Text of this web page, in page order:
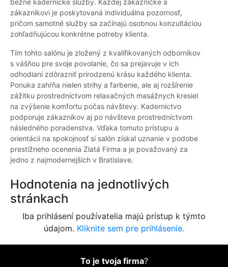
bežné kadernícke služby. Každej zákazníčke a
zákazníkovi je poskytovaná individuálna pozornosť,
pričom samotné služby sa začínajú osobnou konzultáciou
zohľadňujúcou konkrétne potreby klienta.
Tím tohto salónu je zložený z kvalifikovaných odborníkov
s vášňou pre svoje povolanie, čo sa prejavuje v ich
odhodlaní zdôrazniť prirodzenú krásu každého klienta.
Ponuka zahŕňa nielen strihy a farbenie, ale aj rozšírenie
zážitku prostredníctvom relaxačných masážnych kresiel
na zvýšenie komfortu počas návštevy. Kaderníctvo
podporuje zákazníkov aj po návšteve prostredníctvom
následného poradenstva. Vďaka tomuto prístupu a
orientácii na spokojnosť si salón získal uznanie v podobe
prestížneho ocenenia Zlatá Firma a je považovaný za
jedno z najmodernejších v Bratislave.
Hodnotenia na jednotlivých
stránkach
Iba prihlásení používatelia majú prístup k týmto
údajom. Kliknite sem pre prihlásenie.
To je tvoja firma?